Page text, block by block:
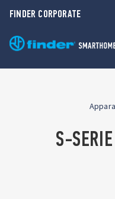
FINDER CORPORATE
S-